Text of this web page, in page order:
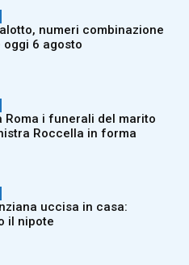
numeri combinazione
oggi 6 agosto
Roma i funerali del marito
Roccella in forma
uccisa in casa:
il nipote